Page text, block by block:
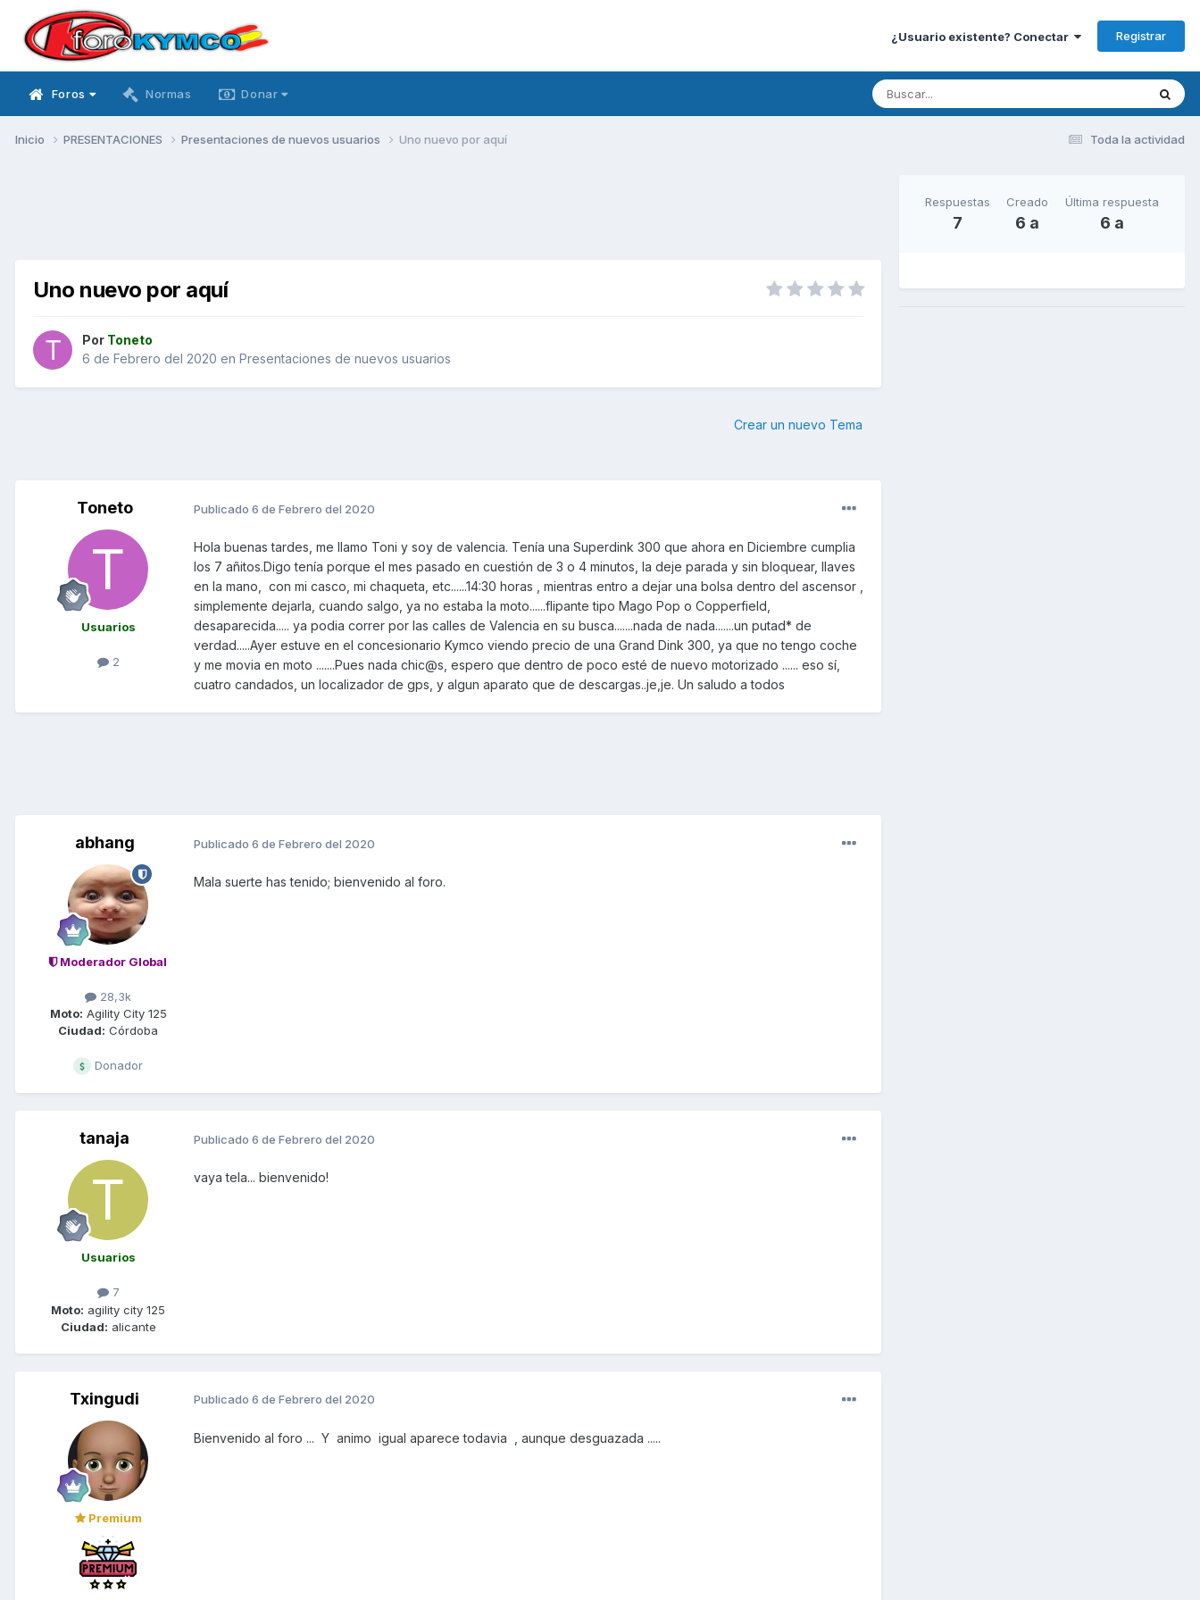
¿Usuario existente? Conectar Registrar
Foros Normas Donar
Toda la actividad
Inicio PRESENTACIONES Presentaciones de nuevos usuarios Uno nuevo por aquí
Uno nuevo por aquí
Por Toneto
6 de Febrero del 2020 en Presentaciones de nuevos usuarios
Crear un nuevo Tema
Toneto
Usuarios
2
Publicado 6 de Febrero del 2020
Hola buenas tardes, me llamo Toni y soy de valencia. Tenía una Superdink 300 que ahora en Diciembre cumplia
los 7 añitos.Digo tenía porque el mes pasado en cuestión de 3 o 4 minutos, la deje parada y sin bloquear, llaves
en la mano, con mi casco, mi chaqueta, etc......14:30 horas , mientras entro a dejar una bolsa dentro del ascensor ,
simplemente dejarla, cuando salgo, ya no estaba la moto......flipante tipo Mago Pop o Copperfield,
desaparecida..... ya podia correr por las calles de Valencia en su busca.......nada de nada.......un putad* de
verdad.....Ayer estuve en el concesionario Kymco viendo precio de una Grand Dink 300, ya que no tengo coche
y me movia en moto .......Pues nada chic@s, espero que dentro de poco esté de nuevo motorizado ...... eso sí,
cuatro candados, un localizador de gps, y algun aparato que de descargas..je,je. Un saludo a todos
abhang
Moderador Global
28,3k
Moto: Agility City 125
Ciudad: Córdoba
Donador
Publicado 6 de Febrero del 2020
Mala suerte has tenido; bienvenido al foro.
tanaja
Usuarios
7
Moto: agility city 125
Ciudad: alicante
Publicado 6 de Febrero del 2020
vaya tela... bienvenido!
Txingudi
Premium
Publicado 6 de Febrero del 2020
Bienvenido al foro ... Y animo igual aparece todavia , aunque desguazada .....
Respuestas
7
Creado
6 a
Última respuesta
6 a